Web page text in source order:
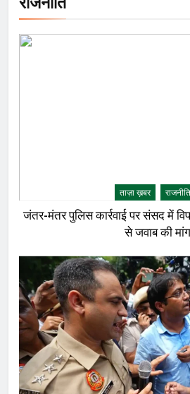
ताज़ा ख़बर राजनीति
जंतर-मंतर पुलिस कार्रवाई पर संसद में
से जवाब की मांग